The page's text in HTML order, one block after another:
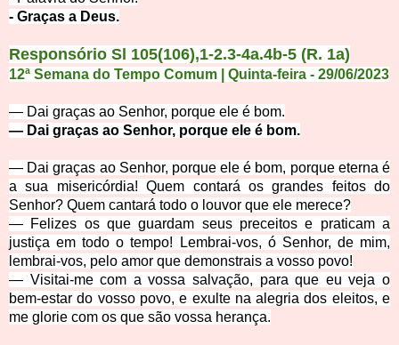
- Graças a Deus.
Responsório Sl 105(106),1-2.3-4a.4b-5 (R. 1a)
12ª Semana do Tempo Comum | Quinta-feira - 29/06/2023
— Dai graças ao Senhor, porque ele é bom.
— Dai graças ao Senhor, porque ele é bom.
— Dai graças ao Senhor, porque ele é bom, porque eterna é
a sua misericórdia! Quem contará os grandes feitos do
Senhor? Quem cantará todo o louvor que ele merece?
— Felizes os que guardam seus preceitos e praticam a
justiça em todo o tempo! Lembrai-vos, ó Senhor, de mim,
lembrai-vos, pelo amor que demonstrais a vosso povo!
— Visitai-me com a vossa salvação, para que eu veja o
bem-estar do vosso povo, e exulte na alegria dos eleitos, e
me glorie com os que são vossa herança.